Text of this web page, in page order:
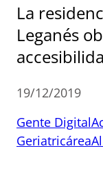
La
Leganés
19/12/2019
Gente Digital
Geriatricárea